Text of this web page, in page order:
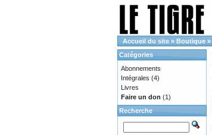
Accueil du site » Boutique »
Catégories
Abonnements
Intégrales (4)
Livres
Faire un don (1)
Recherche